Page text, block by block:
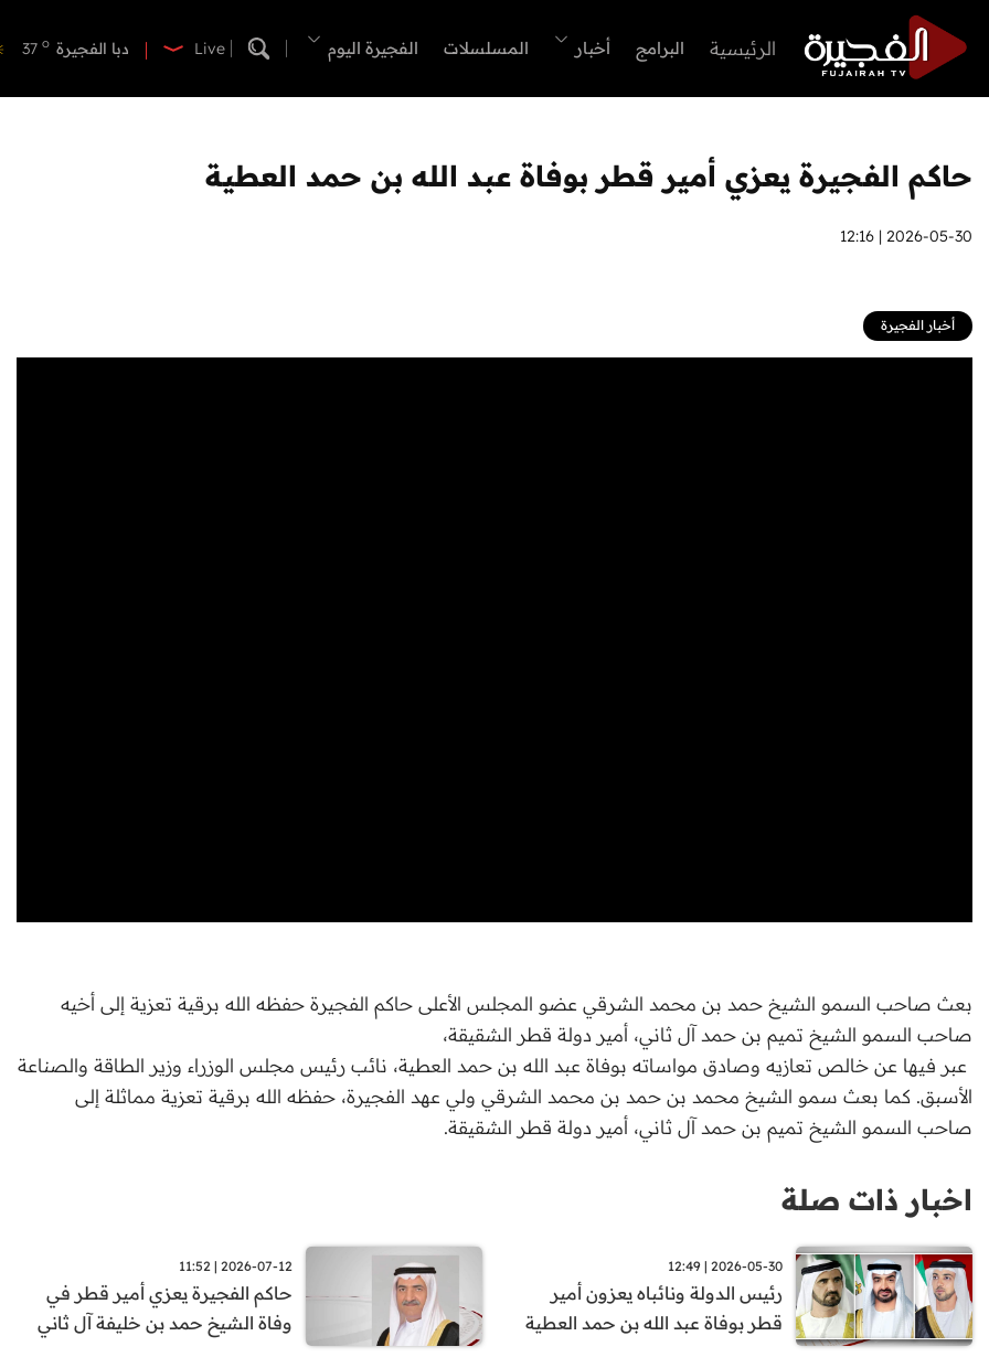
الرئيسية البرامج أخبار المسلسلات الفجيرة اليوم Live دبا الفجيرة 37 o
حاكم الفجيرة يعزي أمير قطر بوفاة عبد الله بن حمد العطية
2026-05-30 | 12:16
أخبار الفجيرة
بعث صاحب السمو الشيخ حمد بن محمد الشرقي عضو المجلس الأعلى حاكم الفجيرة حفظه الله برقية تعزية إلى أخيه
صاحب السمو الشيخ تميم بن حمد آل ثاني، أمير دولة قطر الشقيقة،
عبر فيها عن خالص تعازيه وصادق مواساته بوفاة عبد الله بن حمد العطية، نائب رئيس مجلس الوزراء وزير الطاقة والصناعة
الأسبق. كما بعث سمو الشيخ محمد بن حمد بن محمد الشرقي ولي عهد الفجيرة، حفظه الله برقية تعزية مماثلة إلى
صاحب السمو الشيخ تميم بن حمد آل ثاني، أمير دولة قطر الشقيقة.
اخبار ذات صلة
2026-05-30 | 12:49
رئيس الدولة ونائباه يعزون أمير
قطر بوفاة عبد الله بن حمد العطية
2026-07-12 | 11:52
حاكم الفجيرة يعزي أمير قطر في
وفاة الشيخ حمد بن خليفة آل ثاني